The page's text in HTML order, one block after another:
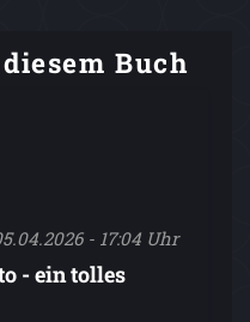
Buch
- 17:04 Uhr
- ein tolles